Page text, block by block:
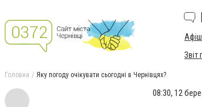
Звіт
Головна Яку погоду очікувати сьогодні в Чернівцях?
08:30, 12